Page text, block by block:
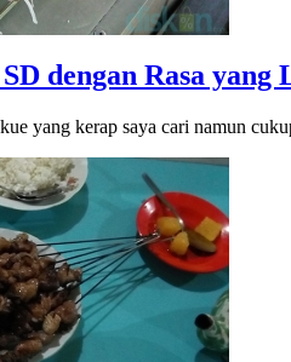
dengan Rasa yang
yang kerap saya cari namun